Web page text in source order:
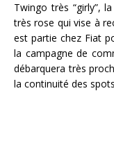
Twingo très “girly”,
très rose qui vise à
est partie chez Fiat
la campagne de
débarquera très
la continuité des